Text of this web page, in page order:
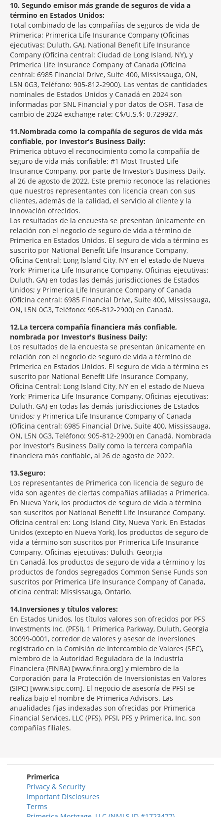
10 Segundo emisor más grande de seguros de vida a
término en Estados Unidos:
Total combinado de las compañías de seguros de vida de
Primerica: Primerica Life Insurance Company (Oficinas
ejecutivas: Duluth, GA), National Benefit Life Insurance
Company (Oficina central: Ciudad de Long Island, NY), y
Primerica Life Insurance Company of Canada (Oficina
central: 6985 Financial Drive, Suite 400, Mississauga, ON,
L5N 0G3, Teléfono: 905-812-2900). Las ventas de cantidades
nominales de Estados Unidos y Canadá en 2024 son
informadas por SNL Financial y por datos de OSFI. Tasa de
cambio de 2024 exchange rate: C$/U.S.$: 0.729927.
11 Nombrada como la compañía de seguros de vida más
confiable, por Investor's Business Daily:
Primerica obtuvo el reconocimiento como la compañía de
seguro de vida más confiable: #1 Most Trusted Life
Insurance Company, por parte de Investor’s Business Daily,
al 26 de agosto de 2022. Este premio reconoce las relaciones
que nuestros representantes con licencia crean con sus
clientes, además de la calidad, el servicio al cliente y la
innovación ofrecidos.
Los resultados de la encuesta se presentan únicamente en
relación con el negocio de seguro de vida a término de
Primerica en Estados Unidos. El seguro de vida a término es
suscrito por National Benefit Life Insurance Company,
Oficina Central: Long Island City, NY en el estado de Nueva
York; Primerica Life Insurance Company, Oficinas ejecutivas:
Duluth, GA) en todas las demás jurisdicciones de Estados
Unidos; y Primerica Life Insurance Company of Canada
(Oficina central: 6985 Financial Drive, Suite 400, Mississauga,
ON, L5N 0G3, Teléfono: 905-812-2900) en Canadá.
12 La tercera compañía financiera más confiable,
nombrada por Investor's Business Daily:
Los resultados de la encuesta se presentan únicamente en
relación con el negocio de seguro de vida a término de
Primerica en Estados Unidos. El seguro de vida a término es
suscrito por National Benefit Life Insurance Company,
Oficina Central: Long Island City, NY en el estado de Nueva
York; Primerica Life Insurance Company, Oficinas ejecutivas:
Duluth, GA) en todas las demás jurisdicciones de Estados
Unidos; y Primerica Life Insurance Company of Canada
(Oficina central: 6985 Financial Drive, Suite 400, Mississauga,
ON, L5N 0G3, Teléfono: 905-812-2900) en Canadá. Nombrada
por Investor's Business Daily como la tercera compañía
financiera más confiable, al 26 de agosto de 2022.
13 Seguro:
Los representantes de Primerica con licencia de seguro de
vida son agentes de ciertas compañías afiliadas a Primerica.
En Nueva York, los productos de seguro de vida a término
son suscritos por National Benefit Life Insurance Company.
Oficina central en: Long Island City, Nueva York. En Estados
Unidos (excepto en Nueva York), los productos de seguro de
vida a término son suscritos por Primerica Life Insurance
Company. Oficinas ejecutivas: Duluth, Georgia
En Canadá, los productos de seguro de vida a término y los
productos de fondos segregados Common Sense Funds son
suscritos por Primerica Life Insurance Company of Canada,
oficina central: Mississauga, Ontario.
14 Inversiones y títulos valores:
En Estados Unidos, los títulos valores son ofrecidos por PFS
Investments Inc. (PFSI), 1 Primerica Parkway, Duluth, Georgia
30099-0001, corredor de valores y asesor de inversiones
registrado en la Comisión de Intercambio de Valores (SEC),
miembro de la Autoridad Reguladora de la Industria
Financiera (FINRA) [www.finra.org] y miembro de la
Corporación para la Protección de Inversionistas en Valores
(SIPC) [www.sipc.com]. El negocio de asesoría de PFSI se
realiza bajo el nombre de Primerica Advisors. Las
anualidades fijas indexadas son ofrecidas por Primerica
Financial Services, LLC (PFS). PFSI, PFS y Primerica, Inc. son
compañías filiales.
Primerica
Privacy & Security
Important Disclosures
Terms